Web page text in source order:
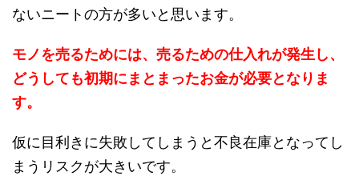
ないニートの方が多いと思います。
モノを売るためには、売るための仕入れが発生し、
どうしても初期にまとまったお金が必要となりま
す。
仮に目利きに失敗してしまうと不良在庫となってし
まうリスクが大きいです。